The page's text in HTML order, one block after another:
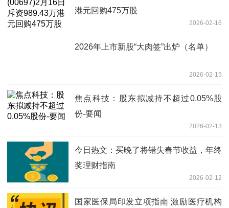
港元回购475万股
2026-02-16
2026年上市新股“大肉签”出炉（名单）
2026-02-15
焦点科技：股东拟减持不超过0.05%股
份-要闻
2026-02-13
今日热文：买晚了将错失春节收益，年终
奖理财指南
2026-02-12
国家医保局印发立项指南 激励医疗机构